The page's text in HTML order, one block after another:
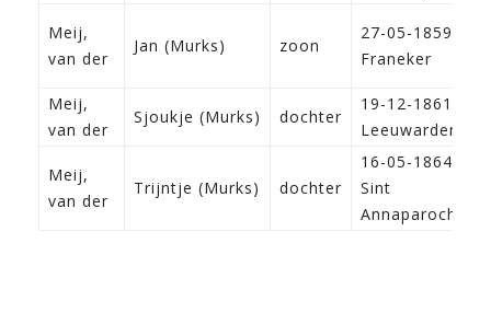
Meij,
van der
Jan (Murks) zoon
27-05-1859
Franeker
Meij,
van der
Sjoukje (Murks) dochter
19-12-1861
Leeuwarden
Meij,
van der
Trijntje (Murks) dochter
16-05-1864
Sint
Annaparochie